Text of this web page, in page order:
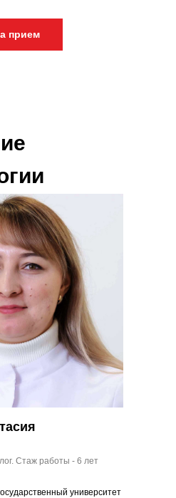
прием
Стаж работы - 6 лет
университет